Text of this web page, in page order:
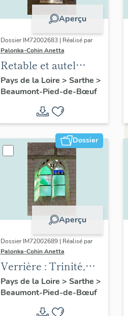
Aperçu
Dossier IM72002683 | Réalisé par
Palonka-Cohin Anetta
Retable et autel
secondaire n° 2 de
saint Joseph
Pays de la Loire > Sarthe >
Beaumont-Pied-de-Bœuf
Dossier
Aperçu
Dossier IM72002689 | Réalisé par
Palonka-Cohin Anetta
Verrière : Trinité,
Vierge de Pitié
Pays de la Loire > Sarthe >
Beaumont-Pied-de-Bœuf